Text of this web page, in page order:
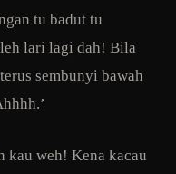
tu badut tu
lari lagi dah! Bila
sembunyi bawah
kau weh! Kena kacau